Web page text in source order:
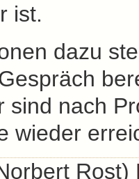
ist.
dazu
sind nach
wieder
Rost)